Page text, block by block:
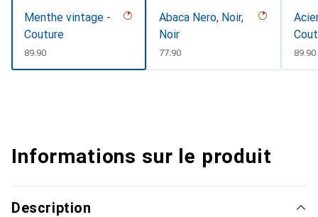
Menthe vintage -
Couture
CHF
89.90
Abaca Nero, Noir,
Noir
CHF
77.90 CHF
89.90
Informations sur le produit
Description